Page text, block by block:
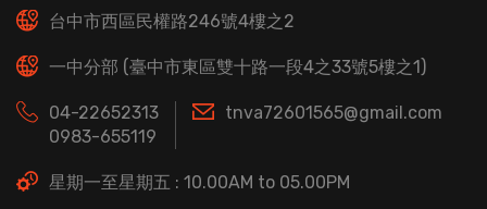
台中市西區民權路246號4樓之2
一中分部 (臺中市東區雙十路一段4之33號5樓之1)
04-22652313
0983-655119
tnva72601565@gmail.com
星期一至星期五 : 10.00AM to 05.00PM